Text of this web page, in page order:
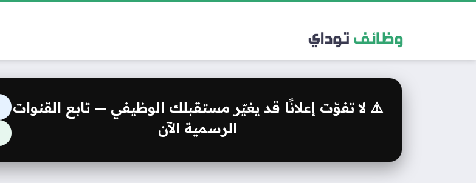
⚠️ لا تفوّت إعلانًا قد يغيّر مستقبلك الوظيفي — تابع القنوات
الرسمية الآن